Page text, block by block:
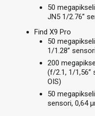
50
JN5 1/2.76”
Find X9 Pro
50
1/1.28”
200
(f/2.1, 1/1,56”
OIS)
50
sensori, 0,64